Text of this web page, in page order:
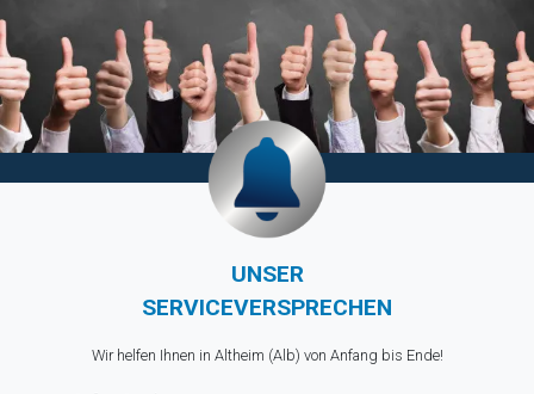
UNSER
SERVICEVERSPRECHEN
Wir helfen Ihnen in Altheim (Alb) von Anfang bis Ende!